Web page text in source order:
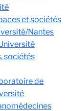
et sociétés
Nantes
sociétés
de